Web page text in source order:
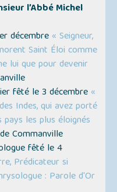
l’Abbé Michel
décembre « Seigneur,
Saint Éloi comme
lui que pour devenir
fêté le 3 décembre «
Indes, qui avez porté
les plus éloignés
Commanville
fêté le 4
Prédicateur si
: Parole d'Or